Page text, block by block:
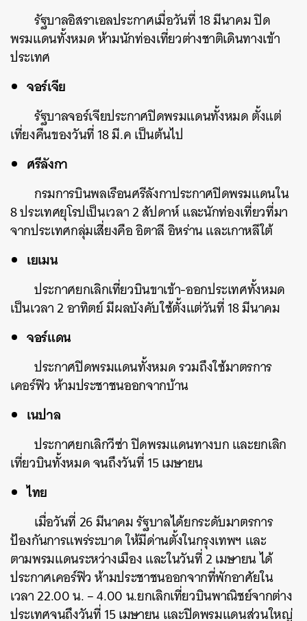
รัฐบาลอิสราเอลประกาศเมื่อวันที่ 18 มีนาคม ปิด
พรมแดนทั้งหมด ห้ามนักท่องเที่ยวต่างชาติเดินทางเข้า
ประเทศ
จอร์เจีย
รัฐบาลจอร์เจียประกาศปิดพรมแดนทั้งหมด ตั้งแต่
เที่ยงคืนของวันที่ 18 มี.ค เป็นต้นไป
ศรีลังกา
กรมการบินพลเรือนศรีลังกาประกาศปิดพรมแดนใน
8 ประเทศยุโรปเป็นเวลา 2 สัปดาห์ และนักท่องเที่ยวที่มา
จากประเทศกลุ่มเสี่ยงคือ อิตาลี อิหร่าน และเกาหลีใต้
เยเมน
ประกาศยกเลิกเที่ยวบินขาเข้า-ออกประเทศทั้งหมด
เป็นเวลา 2 อาทิตย์ มีผลบังคับใช้ตั้งแต่วันที่ 18 มีนาคม
จอร์แดน
ประกาศปิดพรมแดนทั้งหมด รวมถึงใช้มาตรการ
เคอร์ฟิว ห้ามประชาชนออกจากบ้าน
เนปาล
ประกาศยกเลิกวีซ่า ปิดพรมแดนทางบก และยกเลิก
เที่ยวบินทั้งหมด จนถึงวันที่ 15 เมษายน
ไทย
เมื่อวันที่ 26 มีนาคม รัฐบาลได้ยกระดับมาตรการ
ป้องกันการแพร่ระบาด ให้มีด่านตั้งในกรุงเทพฯ และ
ตามพรมแดนระหว่างเมือง และในวันที่ 2 เมษายน ได้
ประกาศเคอร์ฟิว ห้ามประชาชนออกจากที่พักอาศัยใน
เวลา 22.00 น. – 4.00 น.ยกเลิกเที่ยวบินพาณิชย์จากต่าง
ประเทศจนถึงวันที่ 15 เมษายน และปิดพรมแดนส่วนใหญ่